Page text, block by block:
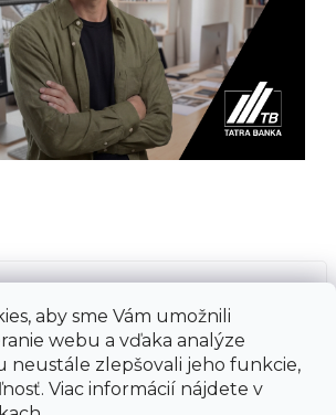
aby sme Vám umožnili
webu a vďaka analýze
neustále zlepšovali jeho funkcie,
Viac informácií nájdete v